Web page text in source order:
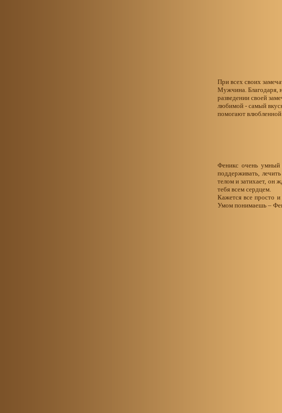
При всех своих
Мужчина. Благодаря,
разведении своей
любимой - самый
помогают
Феникс очень умный
поддерживать,
телом и затихает, он
тебя всем сердцем.
Кажется все просто
Умом понимаешь –